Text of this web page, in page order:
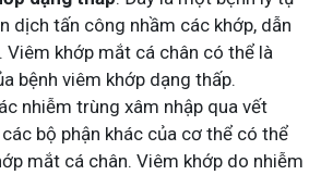
dịch tấn công nhầm các khớp, dẫn
Viêm khớp mắt cá chân có thể là
bệnh viêm khớp dạng thấp.
nhiễm trùng xâm nhập qua vết
bộ phận khác của cơ thể có thể
mắt cá chân. Viêm khớp do nhiễm